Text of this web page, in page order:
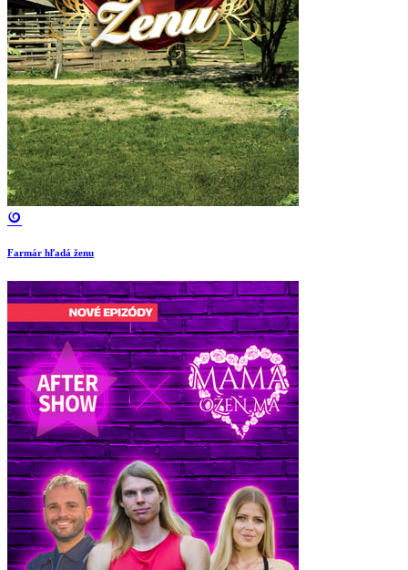
Farmár hľadá ženu